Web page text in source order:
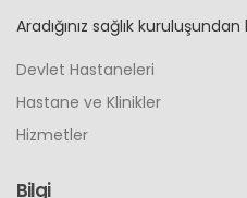
Aradığınız sağlık
Devlet Hastaneleri
Hastane ve Klinikler
Hizmetler
Bilgi